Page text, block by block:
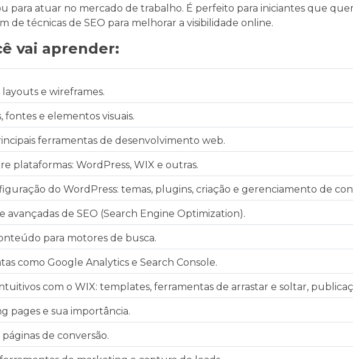
para atuar no mercado de trabalho. É perfeito para iniciantes que
de técnicas de SEO para melhorar a visibilidade online.
vai aprender:
e wireframes.
fontes e elementos visuais.
ferramentas de desenvolvimento web.
plataformas: WordPress, WIX e outras.
do WordPress: temas, plugins, criação e gerenciamento de
avançadas de SEO (Search Engine Optimization).
para motores de busca.
como Google Analytics e Search Console.
com o WIX: templates, ferramentas de arrastar e soltar,
pages e sua importância.
de conversão.